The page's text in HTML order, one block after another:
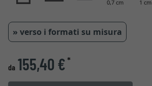
0,7 cm 1 cm
» verso i formati su misura
da 155,40 €*